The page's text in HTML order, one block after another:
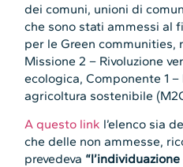
dei comuni, unioni di
che sono stati ammessi al
per le Green communities,
Missione 2 – Rivoluzione
ecologica, Componente 1
agricoltura sostenibile
A questo link l’elenco sia
che delle non ammesse,
prevedeva